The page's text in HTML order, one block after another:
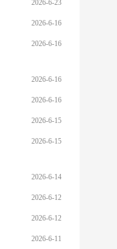
2026-6-23
2026-6-16
2026-6-16
2026-6-16
2026-6-16
2026-6-15
2026-6-15
2026-6-14
2026-6-12
2026-6-12
2026-6-11